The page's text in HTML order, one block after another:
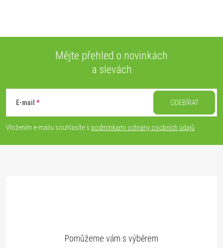
p
Mějte přehled o novinkách
a slevách
E-mail
Vložením e-mailu souhlasíte s podmínkami ochrany osobních údajů
ODEBÍRAT